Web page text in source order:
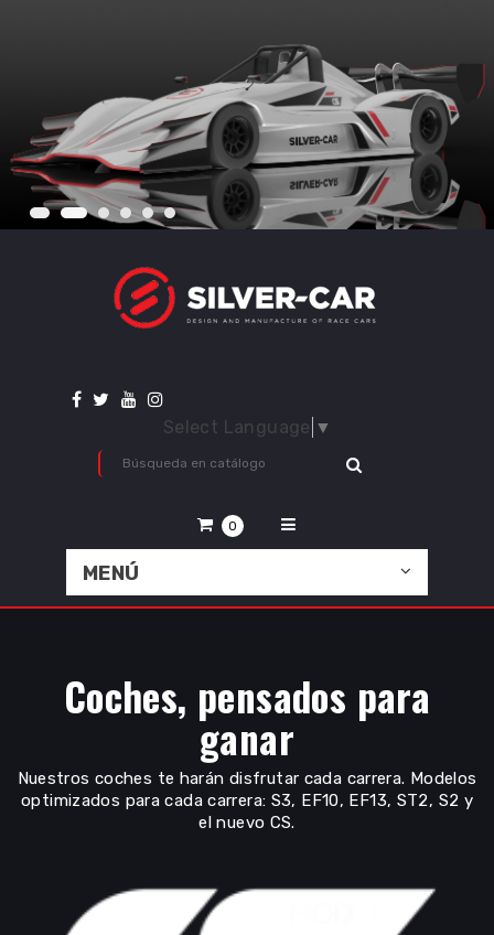
Select Language
Coches, pensados para
ganar
optimizados para cada carrera: S3, EF10, EF13, ST2, S2 y
el nuevo CS.